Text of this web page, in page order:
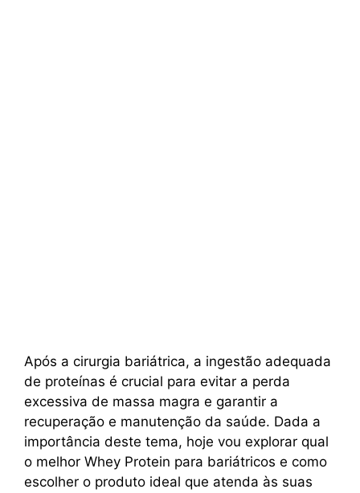
Após a cirurgia bariátrica, a ingestão adequada
de proteínas é crucial para evitar a perda
excessiva de massa magra e garantir a
recuperação e manutenção da saúde. Dada a
importância deste tema, hoje vou explorar qual
o melhor Whey Protein para bariátricos e como
escolher o produto ideal que atenda às suas